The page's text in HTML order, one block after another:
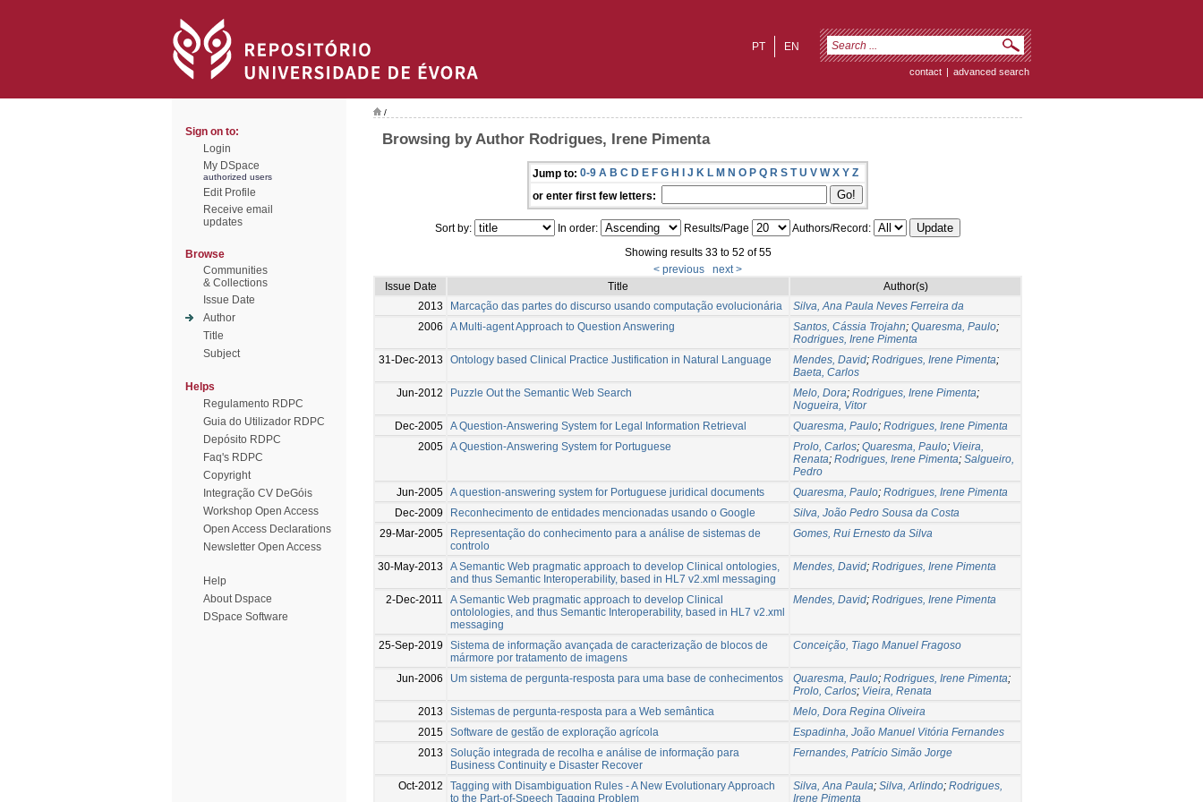
EN
PT
contact | advanced search
Sign on to:
Login
My DSpace
authorized users
Edit Profile
Receive email
updates
Browse
Communities
& Collections
Issue Date
Author
Title
Subject
Helps
Regulamento RDPC
Guia do Utilizador RDPC
Depósito RDPC
Faq's RDPC
Copyright
Integração CV DeGóis
Workshop Open Access
Open Access Declarations
Newsletter Open Access
Help
About Dspace
DSpace Software
/
Browsing by Author Rodrigues, Irene Pimenta
Jump to: 0-9 A B C D E F G H I J K L M N O P Q R S T U V W X Y Z
or enter first few letters:
Sort by: In order: Results/Page
Authors/Record:
Showing results 33 to 52 of 55
< previous
next >
Issue Date
Title
Author(s)
2013
Marcação das partes do discurso usando computação evolucionária
Silva, Ana Paula Neves Ferreira da
2006
A Multi-agent Approach to Question Answering Santos, Cássia Trojahn; Quaresma, Paulo;
Rodrigues, Irene Pimenta
31-Dec-2013
Ontology based Clinical Practice Justification in Natural Language Mendes, David; Rodrigues, Irene Pimenta;
Baeta, Carlos
Jun-2012
Puzzle Out the Semantic Web Search Melo, Dora; Rodrigues, Irene Pimenta;
Nogueira, Vitor
Dec-2005 A Question-Answering System for Legal Information Retrieval Quaresma, Paulo; Rodrigues, Irene Pimenta
2005 A Question-Answering System for Portuguese Prolo, Carlos; Quaresma, Paulo; Vieira,
Renata; Rodrigues, Irene Pimenta; Salgueiro,
Pedro
Jun-2005 A question-answering system for Portuguese juridical documents Quaresma, Paulo; Rodrigues, Irene Pimenta
Dec-2009
Reconhecimento de entidades mencionadas usando o Google
Silva, João Pedro Sousa da Costa
29-Mar-2005
Representação do conhecimento para a análise de sistemas de
controlo
Gomes, Rui Ernesto da Silva
30-May-2013
A Semantic Web pragmatic approach to develop Clinical ontologies,
and thus Semantic Interoperability, based in HL7 v2.xml messaging
Mendes, David; Rodrigues, Irene Pimenta
2-Dec-2011
A Semantic Web pragmatic approach to develop Clinical
ontolologies, and thus Semantic Interoperability, based in HL7 v2.xml
messaging
Mendes, David; Rodrigues, Irene Pimenta
25-Sep-2019
Sistema de informação avançada de caracterização de blocos de
mármore por tratamento de imagens
Conceição, Tiago Manuel Fragoso
Jun-2006 Um sistema de pergunta-resposta para uma base de conhecimentos Quaresma, Paulo; Rodrigues, Irene Pimenta;
Prolo, Carlos; Vieira, Renata
2013
Sistemas de pergunta-resposta para a Web semântica
Melo, Dora Regina Oliveira
2015 Software de gestão de exploração agrícola
Espadinha, João Manuel Vitória Fernandes
2013
Solução integrada de recolha e análise de informação para
Business Continuity e Disaster Recover
Fernandes, Patrício Simão Jorge
Oct-2012
Tagging with Disambiguation Rules - A New Evolutionary Approach
to the Part-of-Speech Tagging Problem
Silva, Ana Paula; Silva, Arlindo; Rodrigues,
Irene Pimenta